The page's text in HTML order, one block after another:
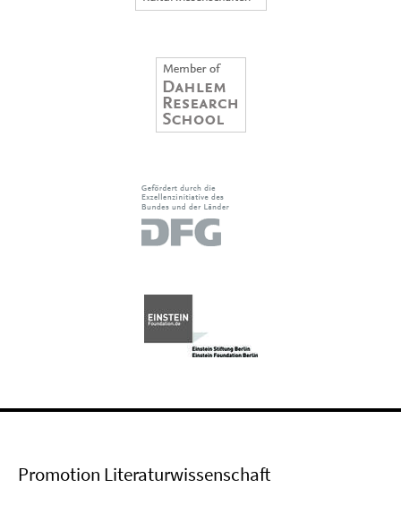
Promotion Literaturwissenschaft